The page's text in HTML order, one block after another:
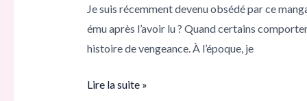
Je suis récemment devenu obsédé par ce
ému après l’avoir lu ? Quand certains
histoire de vengeance. À l’époque, je
votre
personnage
préféré
Lire la suite »